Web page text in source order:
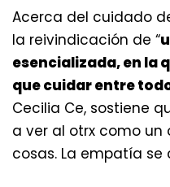
Acerca del cuidado
la reivindicación de “
esencializada, en la
que cuidar entre
Cecilia Ce, sostiene
a ver al otrx como un
cosas. La empatía se